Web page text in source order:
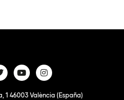
1 46003 València (España)